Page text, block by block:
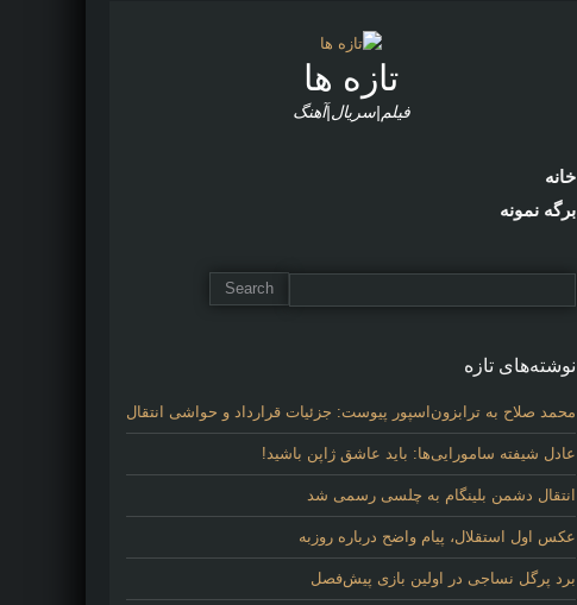
تازه ها
فیلم|سریال|آهنگ
خانه
برگه نمونه
نوشته‌های تازه
محمد صلاح به ترابزون‌اسپور پیوست: جزئیات قرارداد و حواشی انتقال
عادل شیفته سامورایی‌ها: باید عاشق ژاپن باشید!
انتقال دشمن بلینگام به چلسی رسمی شد
عکس اول استقلال، پیام واضح درباره روزبه
برد پرگل نساجی در اولین بازی پیش‌فصل